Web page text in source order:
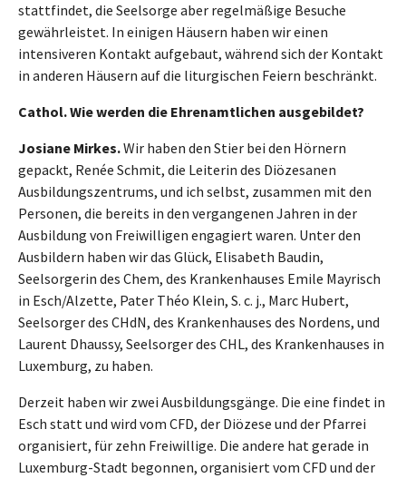
stattfindet, die Seelsorge aber regelmäßige Besuche
gewährleistet. In einigen Häusern haben wir einen
intensiveren Kontakt aufgebaut, während sich der Kontakt
in anderen Häusern auf die liturgischen Feiern beschränkt.
Cathol. Wie werden die Ehrenamtlichen ausgebildet?
Josiane Mirkes.Wir haben den Stier bei den Hörnern
gepackt, Renée Schmit, die Leiterin des Diözesanen
Ausbildungszentrums, und ich selbst, zusammen mit den
Personen, die bereits in den vergangenen Jahren in der
Ausbildung von Freiwilligen engagiert waren. Unter den
Ausbildern haben wir das Glück, Elisabeth Baudin,
Seelsorgerin des Chem, des Krankenhauses Emile Mayrisch
in Esch/Alzette, Pater Théo Klein, S. c. j., Marc Hubert,
Seelsorger des CHdN, des Krankenhauses des Nordens, und
Laurent Dhaussy, Seelsorger des CHL, des Krankenhauses in
Luxemburg, zu haben.
Derzeit haben wir zwei Ausbildungsgänge. Die eine findet in
Esch statt und wird vom CFD, der Diözese und der Pfarrei
organisiert, für zehn Freiwillige. Die andere hat gerade in
Luxemburg-Stadt begonnen, organisiert vom CFD und der